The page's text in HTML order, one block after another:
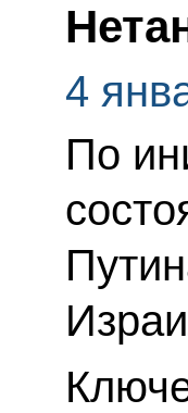
4
По